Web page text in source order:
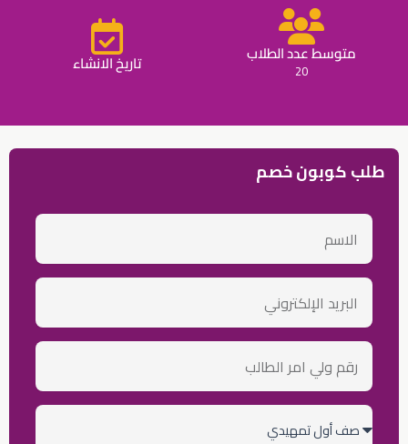
متوسط عدد الطلاب
20 تاريخ الانشاء
طلب كوبون خصم
الاسم
email
رقم
ولي
أمر
الطالب
الصف
الدراسي